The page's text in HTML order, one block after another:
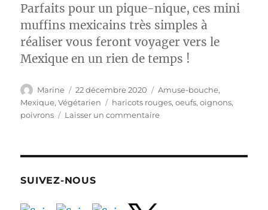
Parfaits pour un pique-nique, ces mini
muffins mexicains très simples à
réaliser vous feront voyager vers le
Mexique en un rien de temps !
Auteur
Marine
Publié
le
22 décembre 2020 Catégories
Amuse-bouche,
Mexique,Végétarien Étiquettes
haricots rouges,oeufs,oignons,
poivrons
Laisser un commentairesur
SUIVEZ-NOUS